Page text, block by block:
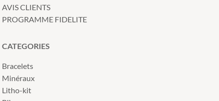
AVIS CLIENTS
PROGRAMME FIDELITE
CATEGORIES
Bracelets
Minéraux
Litho-kit